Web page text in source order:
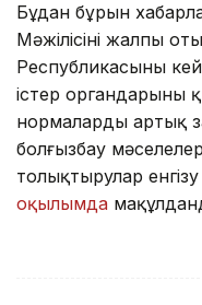
Бұдан бұрын
Мәжілісінің жалпы
Республикасының
істер органдарының
нормалардың артық
болғызбау
толықтырулар
оқылымда